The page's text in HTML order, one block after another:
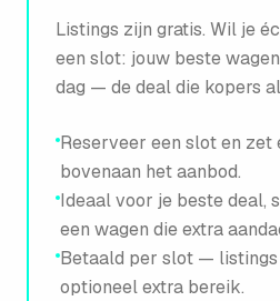
Listings zijn gratis. Wil je
een slot: jouw beste
dag — de deal die kopers
Reserveer een slot en zet
bovenaan het aanbod.
Ideaal voor je beste deal,
een wagen die extra
Betaald per slot — listings
optioneel extra bereik.